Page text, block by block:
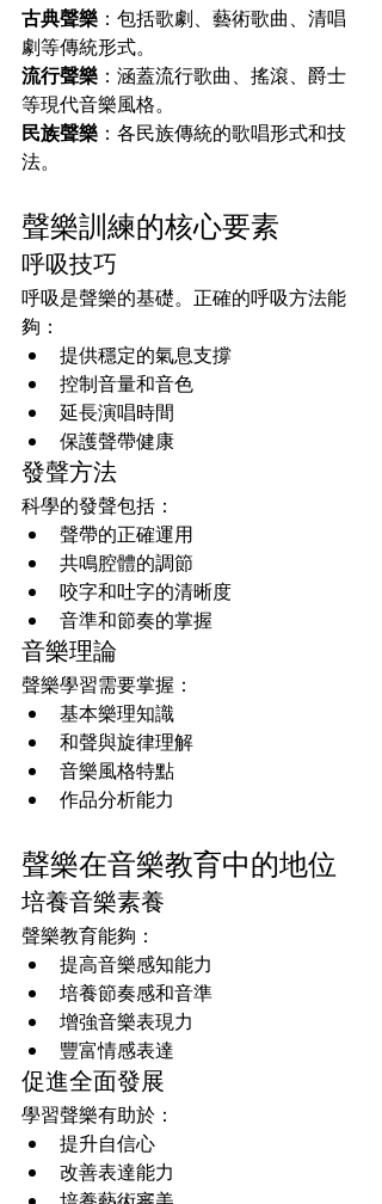
古典聲樂 ：包括歌劇、藝術歌曲、清唱
劇等傳統形式。
流行聲樂 ：涵蓋流行歌曲、搖滾、爵士
等現代音樂風格。
民族聲樂 ：各民族傳統的歌唱形式和技
法。
聲樂訓練的核心要素
呼吸技巧
呼吸是聲樂的基礎。正確的呼吸方法能
夠：
提供穩定的氣息支撐
控制音量和音色
延長演唱時間
保護聲帶健康
發聲方法
科學的發聲包括：
聲帶的正確運用
共鳴腔體的調節
咬字和吐字的清晰度
音準和節奏的掌握
音樂理論
聲樂學習需要掌握：
基本樂理知識
和聲與旋律理解
音樂風格特點
作品分析能力
聲樂在音樂教育中的地位
培養音樂素養
聲樂教育能夠：
提高音樂感知能力
培養節奏感和音準
增強音樂表現力
豐富情感表達
促進全面發展
學習聲樂有助於：
提升自信心
改善表達能力